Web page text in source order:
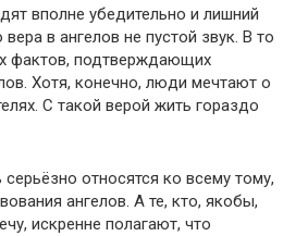
вполне убедительно и лишний
в ангелов не пустой звук. В то
фактов, подтверждающих
Хотя, конечно, люди мечтают о
С такой верой жить гораздо
относятся ко всему тому,
ангелов. А те, кто, якобы,
искренне полагают, что